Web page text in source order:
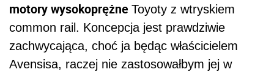
motory wysokoprężne Toyoty z wtryskiem
common rail. Koncepcja jest prawdziwie
zachwycająca, choć ja będąc właścicielem
Avensisa, raczej nie zastosowałbym jej w